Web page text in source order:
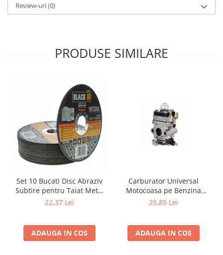
Review-uri(0)
PRODUSE SIMILARE
Set 10 Bucati Disc Abraziv
Subtire pentru Taiat Metal
si Inox 125 x 1 x 22.2 mm,
22,37 Lei
ADAUGA IN COS
Carburator Universal
Motocoasa pe Benzina
(Motoare 2 Timpi),
Gardener, Eurotec, Makita,
Al-Ko, Ansamblu Complet
25,85 Lei
ADAUGA IN COS